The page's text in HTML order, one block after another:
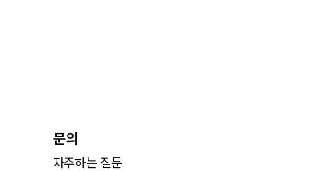
문의
자주하는 질문